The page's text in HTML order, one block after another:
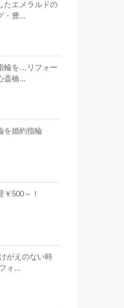
たエメラルドの
・豊...
輪を…リフォー
斎橋...
を婚約指輪
￥500～！
がえのない時
ォ...